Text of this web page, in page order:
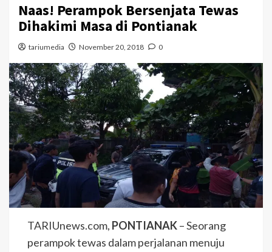
Naas! Perampok Bersenjata Tewas
Dihakimi Masa di Pontianak
tariumedia November 20, 2018 0
TARIUnews.com, PONTIANAK– Seorang
perampok tewas dalam perjalanan menuju